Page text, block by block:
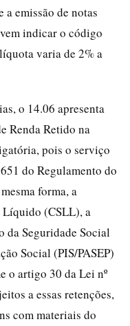
emissão de notas
indicar o código
varia de 2% a
o 14.06 apresenta
Renda Retido na
pois o serviço
do Regulamento do
forma, a
(CSLL), a
da Seguridade Social
Social (PIS/PASEP)
o artigo 30 da Lei nº
a essas retenções,
com materiais do